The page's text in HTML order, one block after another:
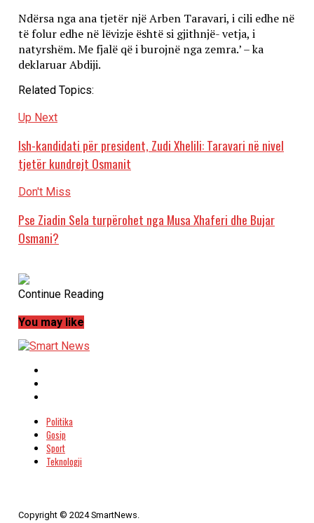
Ndërsa nga ana tjetër një Arben Taravari, i cili edhe në
të folur edhe në lëvizje është si gjithnjë- vetja, i
natyrshëm. Me fjalë që i burojnë nga zemra.’ – ka
deklaruar Abdiji.
Related Topics:
Up Next
Ish-kandidati për president, Zudi Xhelili: Taravari në nivel
tjetër kundrejt Osmanit
Don't Miss
Pse Ziadin Sela turpërohet nga Musa Xhaferi dhe Bujar
Osmani?
Continue Reading
You may like
Politika
Gosip
Sport
Teknologji
Copyright © 2024 SmartNews.